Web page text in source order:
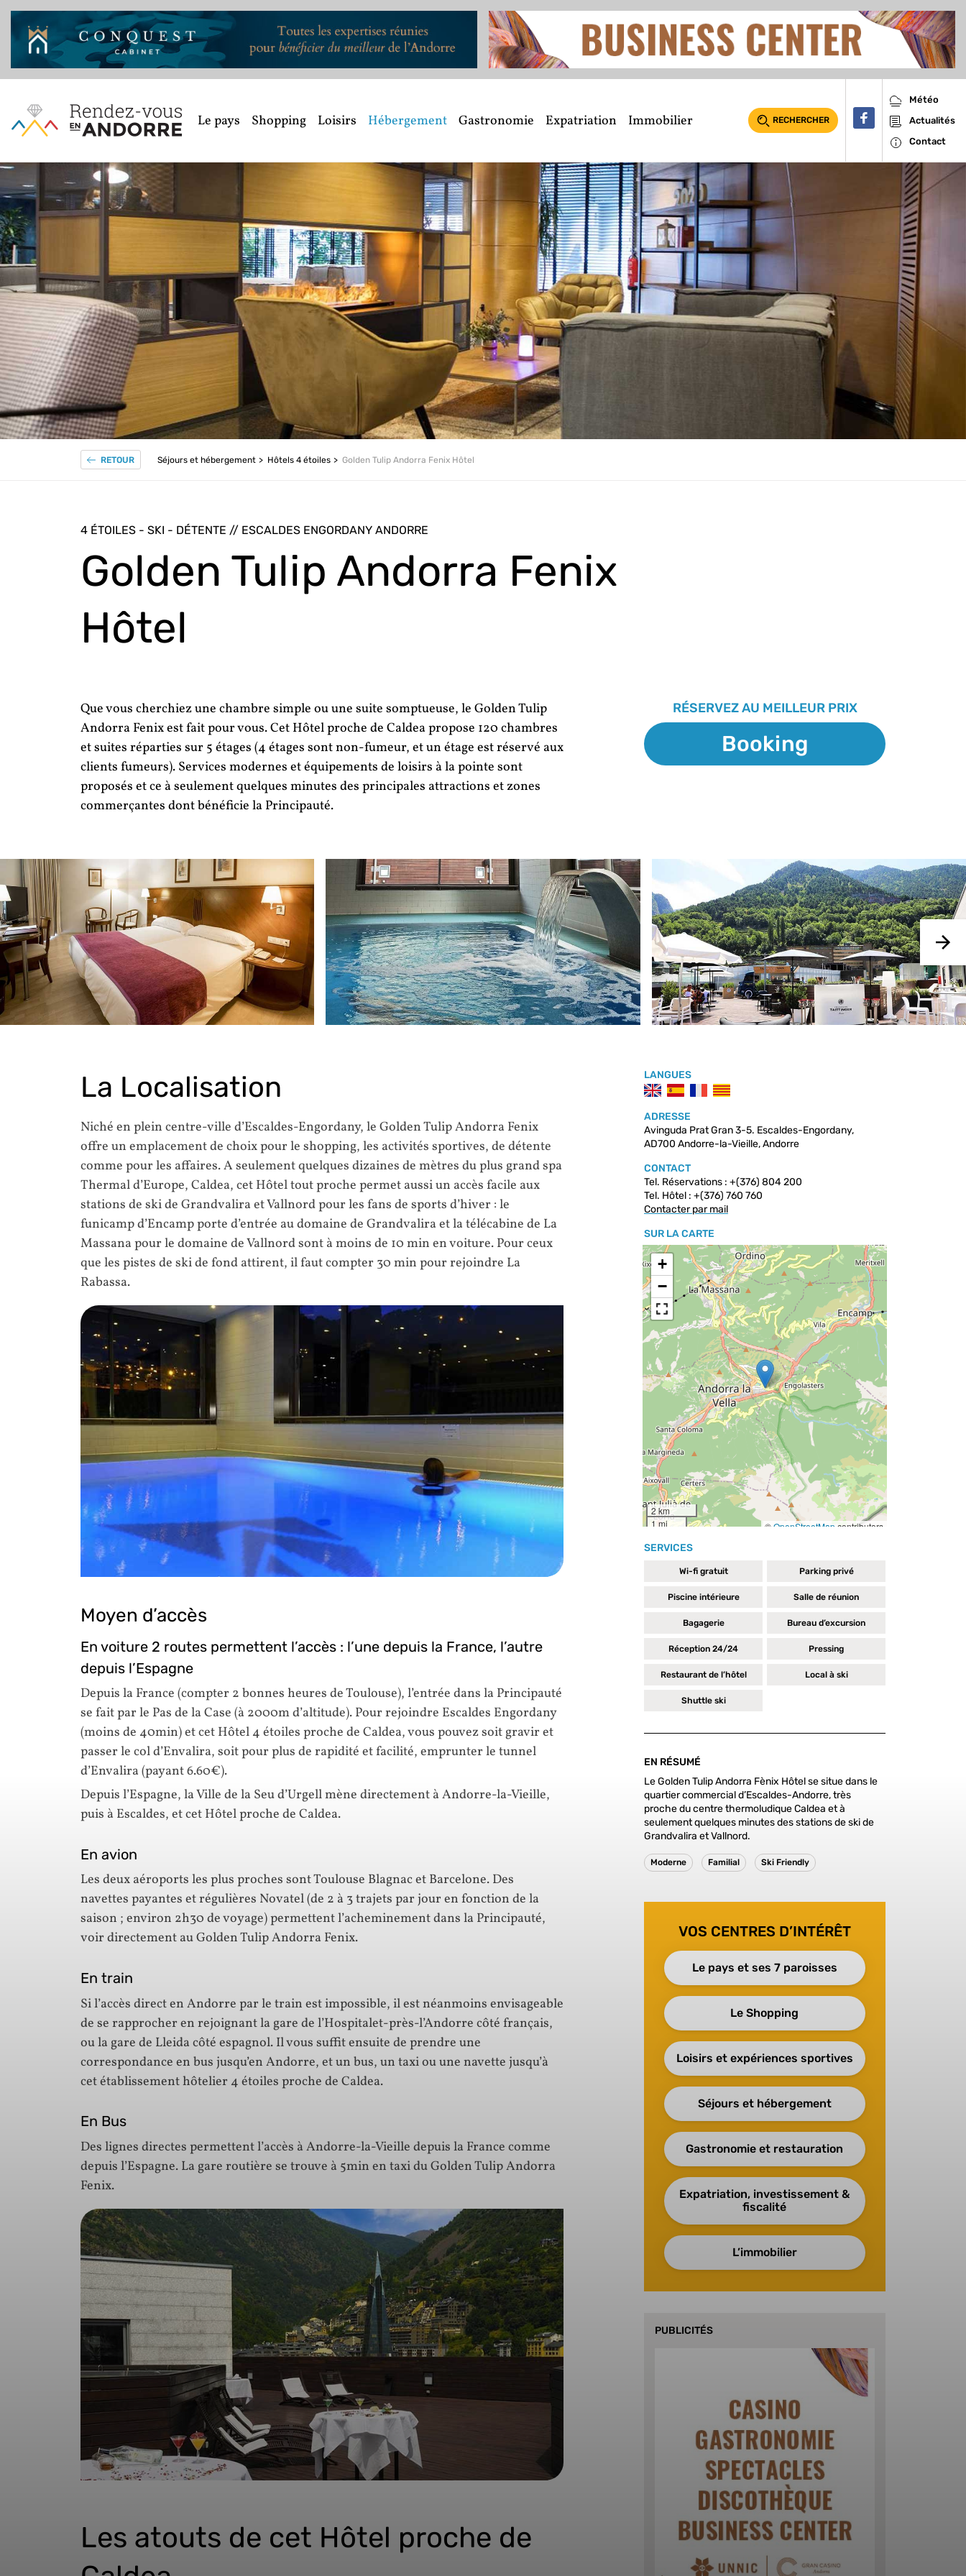
Le pays Shopping Loisirs Hébergement Gastronomie Expatriation Immobilier RECHERCHER
Météo
Actualités
Contact
RETOUR Séjours et hébergement Hôtels 4 étoiles Golden Tulip Andorra Fenix Hôtel
4 ÉTOILES - SKI - DÉTENTE // ESCALDES ENGORDANY ANDORRE
Golden Tulip Andorra Fenix
Hôtel
Que vous cherchiez une chambre simple ou une suite somptueuse, le Golden Tulip
Andorra Fenix est fait pour vous. Cet Hôtel proche de Caldea propose 120 chambres
et suites réparties sur 5 étages (4 étages sont non-fumeur, et un étage est réservé aux
clients fumeurs). Services modernes et équipements de loisirs à la pointe sont
proposés et ce à seulement quelques minutes des principales attractions et zones
commerçantes dont bénéficie la Principauté.
RÉSERVEZ AU MEILLEUR PRIX
Booking
La Localisation
Niché en plein centre-ville d’Escaldes-Engordany, le Golden Tulip Andorra Fenix
offre un emplacement de choix pour le shopping, les activités sportives, de détente
comme pour les affaires. A seulement quelques dizaines de mètres du plus grand spa
Thermal d’Europe, Caldea, cet Hôtel tout proche permet aussi un accès facile aux
stations de ski de Grandvalira et Vallnord pour les fans de sports d’hiver : le
funicamp d’Encamp porte d’entrée au domaine de Grandvalira et la télécabine de La
Massana pour le domaine de Vallnord sont à moins de 10 min en voiture. Pour ceux
que les pistes de ski de fond attirent, il faut compter 30 min pour rejoindre La
Rabassa.
Moyen d’accès
En voiture 2 routes permettent l’accès : l’une depuis la France, l’autre
depuis l’Espagne
Depuis la France (compter 2 bonnes heures de Toulouse), l’entrée dans la Principauté
se fait par le Pas de la Case (à 2000m d’altitude). Pour rejoindre Escaldes Engordany
(moins de 40min) et cet Hôtel 4 étoiles proche de Caldea, vous pouvez soit gravir et
passer le col d’Envalira, soit pour plus de rapidité et facilité, emprunter le tunnel
d’Envalira (payant 6.60€).
Depuis l’Espagne, la Ville de la Seu d’Urgell mène directement à Andorre-la-Vieille,
puis à Escaldes, et cet Hôtel proche de Caldea.
En avion
Les deux aéroports les plus proches sont Toulouse Blagnac et Barcelone. Des
navettes payantes et régulières Novatel (de 2 à 3 trajets par jour en fonction de la
saison ; environ 2h30 de voyage) permettent l’acheminement dans la Principauté,
voir directement au Golden Tulip Andorra Fenix.
En train
Si l’accès direct en Andorre par le train est impossible, il est néanmoins envisageable
de se rapprocher en rejoignant la gare de l’Hospitalet-près-l’Andorre côté français,
ou la gare de Lleida côté espagnol. Il vous suffit ensuite de prendre une
correspondance en bus jusqu’en Andorre, et un bus, un taxi ou une navette jusqu’à
cet établissement hôtelier 4 étoiles proche de Caldea.
En Bus
Des lignes directes permettent l’accès à Andorre-la-Vieille depuis la France comme
depuis l’Espagne. La gare routière se trouve à 5min en taxi du Golden Tulip Andorra
Fenix.
Les atouts de cet Hôtel proche de
LANGUES
ADRESSE
Avinguda Prat Gran 3-5. Escaldes-Engordany,
AD700 Andorre-la-Vieille, Andorre
CONTACT
Tel. Réservations : +(376) 804 200
Tel. Hôtel : +(376) 760 760
Contacter par mail
SUR LA CARTE
SERVICES
Wi-fi gratuit Parking privé
Piscine intérieure Salle de réunion
Bagagerie Bureau d’excursion
Réception 24/24 Pressing
Restaurant de l’hôtel Local à ski
Shuttle ski
EN RÉSUMÉ
Le Golden Tulip Andorra Fènix Hôtel se situe dans le
quartier commercial d’Escaldes-Andorre, très
proche du centre thermoludique Caldea et à
seulement quelques minutes des stations de ski de
Grandvalira et Vallnord.
Moderne Familial Ski Friendly
VOS CENTRES D’INTÉRÊT
Le pays et ses 7 paroisses
Le Shopping
Loisirs et expériences sportives
Séjours et hébergement
Gastronomie et restauration
Expatriation, investissement &
fiscalité
L’immobilier
PUBLICITÉS